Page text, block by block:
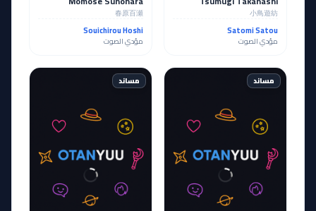
小鳥遊紡
Satomi Satou
مؤدي الصوت
春原百瀬
Souichirou Hoshi
مؤدي الصوت
مساند مساند